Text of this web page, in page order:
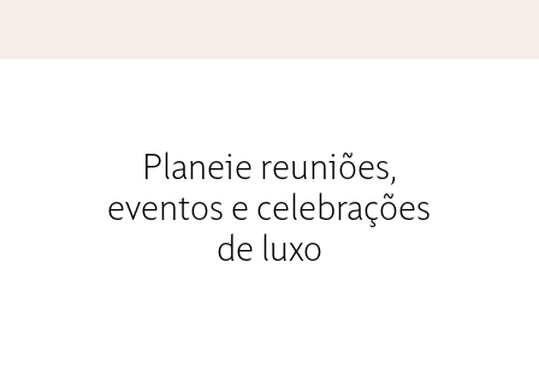
Planeie reuniões,
eventos e celebrações
de luxo